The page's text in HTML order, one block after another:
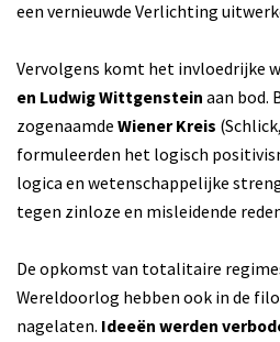
een vernieuwde Verlichting
Vervolgens komt het invloedrijke
en Ludwig Wittgenstein aan bod.
zogenaamde Wiener Kreis
formuleerden het logisch
logica en wetenschappelijke
tegen zinloze en misleidende
De opkomst van totalitaire
Wereldoorlog hebben ook in de
nagelaten. Ideeën werden